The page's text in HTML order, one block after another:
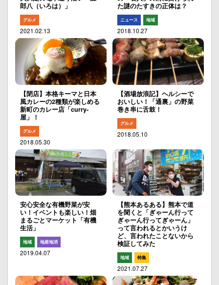
郎八（いろは）」
グルメ
2021.02.13
た謎のたすきの正体は？
ニュース 地域
2018.10.27
【閉店】本格キーマと日本
風カレーの2種類が楽しめる
新町のカレー店「curry-
屋」！
グルメ
2018.05.30
【酒場放浪記】ヘルシーで
おいしい！「通裏」の野菜
巻き串に舌鼓！
グルメ
2018.05.10
安心安全な有機野菜が安
い！イベントも楽しい！畑
まるごとマーケット「有機
生活」
地域 地産地消
2019.04.07
【熊本あるある】熊本で道
を聞くと「ぎゃーん行って
ぎゃーん行ってぎゃーん」
って言われるとかいうけ
ど、言われたことないから
検証してみた
地域 特集
2021.07.27